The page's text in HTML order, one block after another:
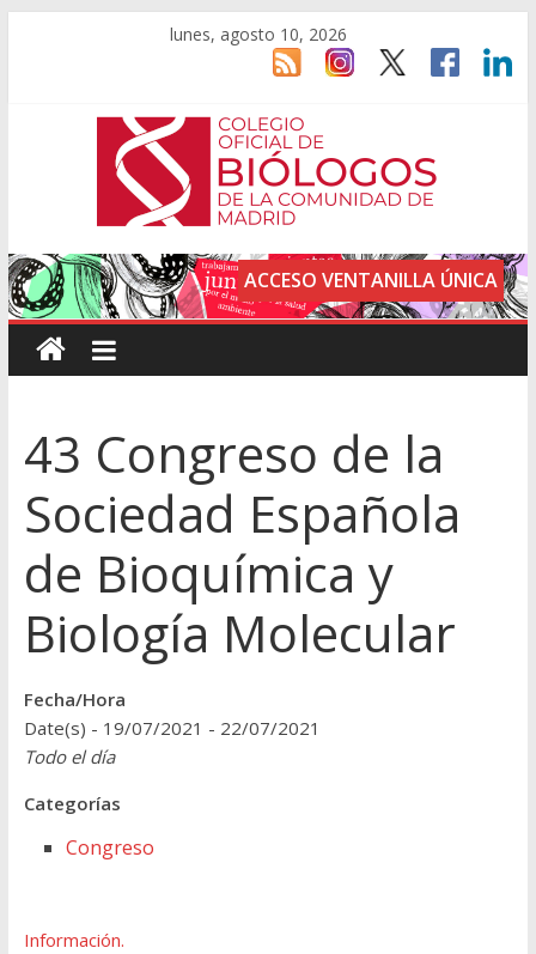
lunes, agosto 10, 2026
ACCESO VENTANILLA ÚNICA
43 Congreso de la
Sociedad Española
de Bioquímica y
Biología Molecular
Fecha/Hora
Date(s) - 19/07/2021 - 22/07/2021
Todo el día
Categorías
Congreso
Información.